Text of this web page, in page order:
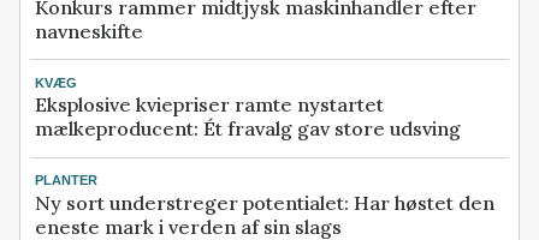
Konkurs rammer midtjysk maskinhandler efter
navneskifte
KVÆG
Eksplosive kviepriser ramte nystartet
mælkeproducent: Ét fravalg gav store udsving
PLANTER
Ny sort understreger potentialet: Har høstet den
eneste mark i verden af sin slags